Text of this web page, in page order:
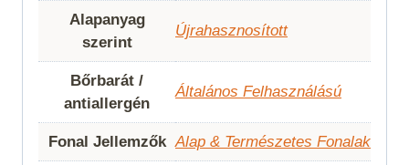
Alapanyag
szerint
Újrahasznosított
Bőrbarát /
antiallergén
Általános Felhasználású
Fonal Jellemzők Alap & Természetes Fonalak